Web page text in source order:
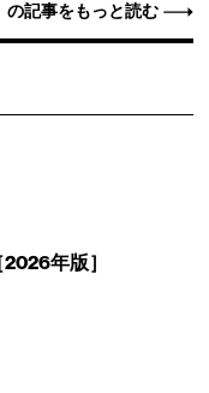
の記事をもっと読む
年版］